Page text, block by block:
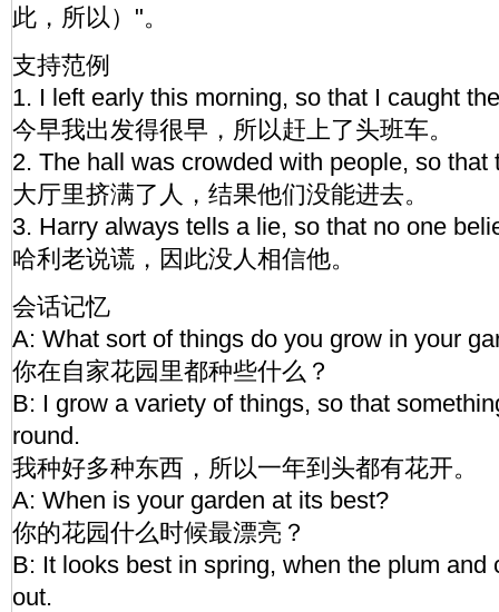
此，所以）"。
支持范例
1. I left early this morning, so that I caught
今早我出发得很早，所以赶上了头班车。
2. The hall was crowded with people, so that
大厅里挤满了人，结果他们没能进去。
3. Harry always tells a lie, so that no one
哈利老说谎，因此没人相信他。
会话记忆
A: What sort of things do you grow in your
你在自家花园里都种些什么？
B: I grow a variety of things, so that
round.
我种好多种东西，所以一年到头都有花开。
A: When is your garden at its best?
你的花园什么时候最漂亮？
B: It looks best in spring, when the plum and
out.